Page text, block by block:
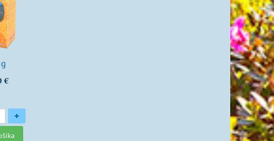
€
+